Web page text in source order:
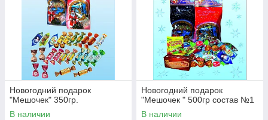
Новогодний подарок
"Мешочек" 350гр.
В наличии
Новогодний подарок
"Мешочек " 500гр состав №1
В наличии